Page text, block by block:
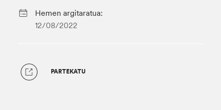
Hemen argitaratua:
12/08/2022
PARTEKATU